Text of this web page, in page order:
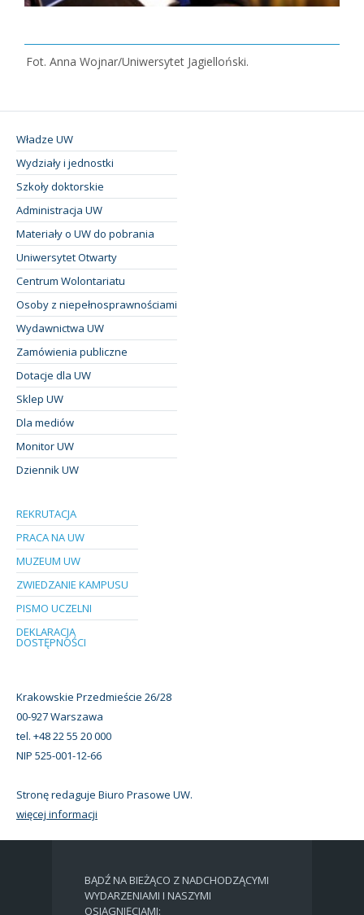
Fot. Anna Wojnar/Uniwersytet Jagielloński.
Władze UW
Wydziały i jednostki
Szkoły doktorskie
Administracja UW
Materiały o UW do pobrania
Uniwersytet Otwarty
Centrum Wolontariatu
Osoby z niepełnosprawnościami
Wydawnictwa UW
Zamówienia publiczne
Dotacje dla UW
Sklep UW
Dla mediów
Monitor UW
Dziennik UW
REKRUTACJA
PRACA NA UW
MUZEUM UW
ZWIEDZANIE KAMPUSU
PISMO UCZELNI
DEKLARACJA
DOSTĘPNOŚCI
Krakowskie Przedmieście 26/28
00-927 Warszawa
tel. +48 22 55 20 000
NIP 525-001-12-66
Stronę redaguje Biuro Prasowe UW.
więcej informacji
BĄDŹ NA BIEŻĄCO Z NADCHODZĄCYMI
WYDARZENIAMI I NASZYMI
OSIĄGNIĘCIAMI: